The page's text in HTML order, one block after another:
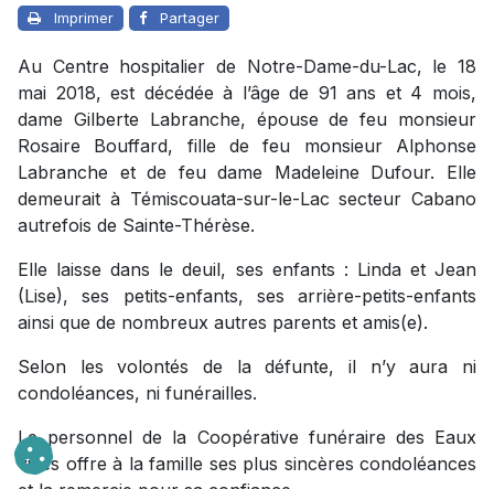
Imprimer Partager
Au Centre hospitalier de Notre-Dame-du-Lac, le 18
mai 2018, est décédée à l’âge de 91 ans et 4 mois,
dame Gilberte Labranche, épouse de feu monsieur
Rosaire Bouffard, fille de feu monsieur Alphonse
Labranche et de feu dame Madeleine Dufour. Elle
demeurait à Témiscouata-sur-le-Lac secteur Cabano
autrefois de Sainte-Thérèse.
Elle laisse dans le deuil, ses enfants : Linda et Jean
(Lise), ses petits-enfants, ses arrière-petits-enfants
ainsi que de nombreux autres parents et amis(e).
Selon les volontés de la défunte, il n’y aura ni
condoléances, ni funérailles.
Le personnel de la Coopérative funéraire des Eaux
vives offre à la famille ses plus sincères condoléances